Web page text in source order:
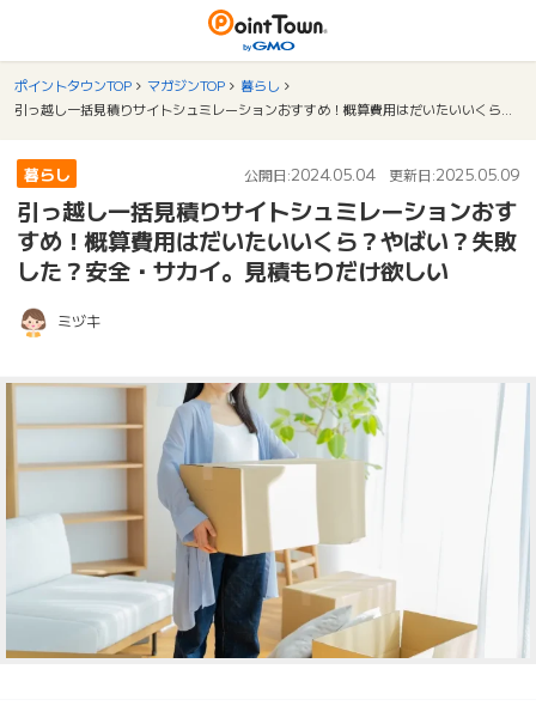
ポイントタウンTOP マガジンTOP
暮らし
暮らし 公開日:2024.05.04 更新日:2025.05.09
引っ越し一括見積りサイトシュミレーションおす
すめ！概算費用はだいたいいくら？やばい？失敗
した？安全・サカイ。見積もりだけ欲しい
ミヅキ